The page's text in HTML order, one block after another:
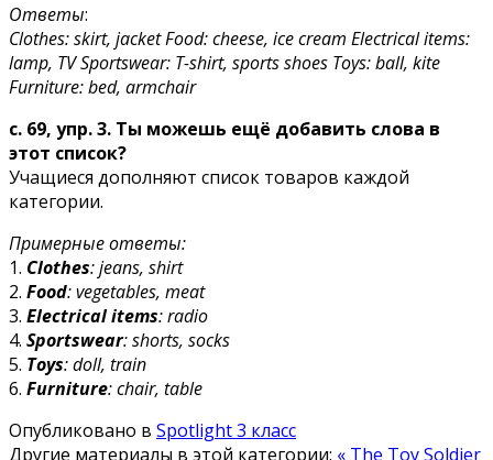
Ответы:
Clothes: skirt, jacket Food: cheese, ice cream Electrical items:
lamp, TV Sportswear: T-shirt, sports shoes Toys: ball, kite
Furniture: bed, armchair
c. 69, упр. 3. Ты можешь ещё добавить слова в
этот список?
Учащиеся дополняют список товаров каждой
категории.
Примерные ответы:
1. Clothes: jeans, shirt
2. Food: vegetables, meat
3. Electrical items: radio
4. Sportswear: shorts, socks
5. Toys: doll, train
6. Furniture: chair, table
Опубликовано в Spotlight 3 класс
Другие материалы в этой категории: « The Toy Soldier